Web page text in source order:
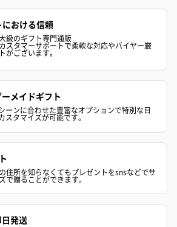
アールグレイティー
（660円）
フルーツティ
けいたします。ギフトへの＋αにおすすめ
における信頼
級のギフト専門通販
スタマーサポートで柔軟な対応やバイヤー厳
がございます。
メイドギフト
ーンに合わせた豊富なオプションで特別な日
スタマイズが可能です。
住所を知らなくてもプレゼントをsnsなどでサ
で贈ることができます。
発送